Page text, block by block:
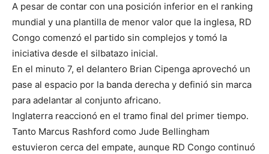
A pesar de contar con una posición inferior en el ranking
mundial y una plantilla de menor valor que la inglesa, RD
Congo comenzó el partido sin complejos y tomó la
iniciativa desde el silbatazo inicial.
En el minuto 7, el delantero Brian Cipenga aprovechó un
pase al espacio por la banda derecha y definió sin marca
para adelantar al conjunto africano.
Inglaterra reaccionó en el tramo final del primer tiempo.
Tanto Marcus Rashford como Jude Bellingham
estuvieron cerca del empate, aunque RD Congo continuó